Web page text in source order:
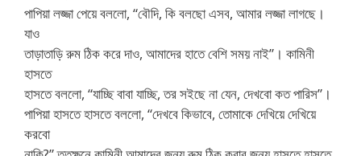
পাপিয়া লজ্জা পেয়ে বললো, “বৌদি, কি বলছো এসব, আমার লজ্জা লাগছে।
যাও
তাড়াতাড়ি রুম ঠিক করে দাও, আমাদের হাতে বেশি সময় নাই”। কামিনী
হাসতে
হাসতে বললো, “যাচ্ছি বাবা যাচ্ছি, তর সইছে না যেন, দেখবো কত পারিস”।
পাপিয়া হাসতে হাসতে বললো, “দেখবে কিভাবে, তোমাকে দেখিয়ে দেখিয়ে
করবো